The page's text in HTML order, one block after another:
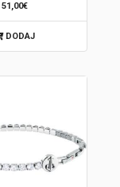
51,00€
DODAJ